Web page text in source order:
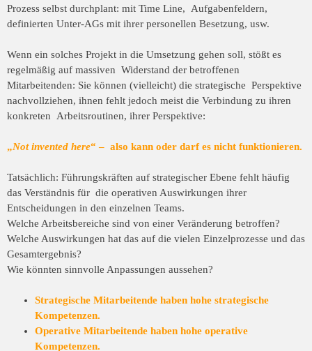
Prozess selbst durchplant: mit Time Line, Aufgabenfeldern,
definierten Unter-AGs mit ihrer personellen Besetzung, usw.
Wenn ein solches Projekt in die Umsetzung gehen soll, stößt es
regelmäßig auf massiven Widerstand der betroffenen
Mitarbeitenden: Sie können (vielleicht) die strategische Perspektive
nachvollziehen, ihnen fehlt jedoch meist die Verbindung zu ihren
konkreten Arbeitsroutinen, ihrer Perspektive:
„Not invented here“ – also kann oder darf es nicht funktionieren.
Tatsächlich: Führungskräften auf strategischer Ebene fehlt häufig
das Verständnis für die operativen Auswirkungen ihrer
Entscheidungen in den einzelnen Teams.
Welche Arbeitsbereiche sind von einer Veränderung betroffen?
Welche Auswirkungen hat das auf die vielen Einzelprozesse und das
Gesamtergebnis?
Wie könnten sinnvolle Anpassungen aussehen?
Strategische Mitarbeitende haben hohe strategische
Kompetenzen.
Operative Mitarbeitende haben hohe operative
Kompetenzen.